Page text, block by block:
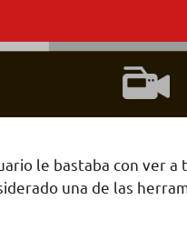
le bastaba con ver
una de las